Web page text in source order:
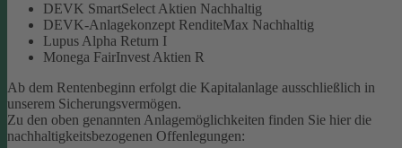
DEVK SmartSelect Aktien Nachhaltig
DEVK-Anlagekonzept RenditeMax Nachhaltig
Lupus Alpha Return I
Monega FairInvest Aktien R
Ab dem Rentenbeginn erfolgt die Kapitalanlage ausschließlich in
unserem Sicherungsvermögen.
Zu den oben genannten Anlagemöglichkeiten finden Sie hier die
nachhaltigkeitsbezogenen Offenlegungen: